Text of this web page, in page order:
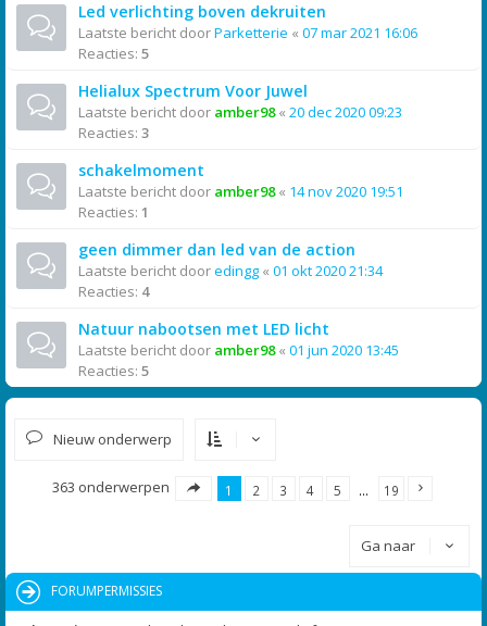
Led verlichting boven dekruiten
Laatste bericht doorParketterie « 07 mar 2021 16:06
Reacties: 5
Helialux Spectrum Voor Juwel
Laatste bericht door amber98« 20 dec 2020 09:23
Reacties: 3
schakelmoment
Laatste bericht door amber98« 14 nov 2020 19:51
Reacties: 1
geen dimmer dan led van de action
Laatste bericht dooredingg « 01 okt 2020 21:34
Reacties: 4
Natuur nabootsen met LED licht
Laatste bericht door amber98« 01 jun 2020 13:45
Reacties: 5
Nieuw onderwerp
363 onderwerpen 1 2 3 4 5 … 19
Ga naar
FORUMPERMISSIES